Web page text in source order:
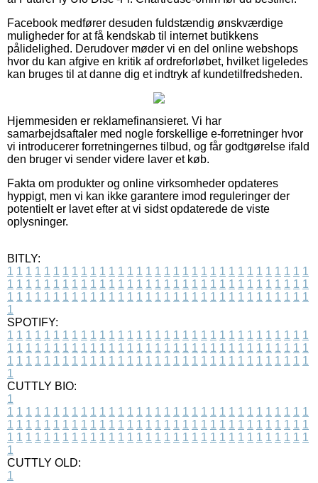
Facebook medfører desuden fuldstændig ønskværdige
muligheder for at få kendskab til internet butikkens
pålidelighed. Derudover møder vi en del online webshops
hvor du kan afgive en kritik af ordreforløbet, hvilket ligeledes
kan bruges til at danne dig et indtryk af kundetilfredsheden.
Hjemmesiden er reklamefinansieret. Vi har
samarbejdsaftaler med nogle forskellige e-forretninger hvor
vi introducerer forretningernes tilbud, og får godtgørelse ifald
den bruger vi sender videre laver et køb.
Fakta om produkter og online virksomheder opdateres
hyppigt, men vi kan ikke garantere imod reguleringer der
potentielt er lavet efter at vi sidst opdaterede de viste
oplysninger.
BITLY:
1 1 1 1 1 1 1 1 1 1 1 1 1 1 1 1 1 1 1 1 1 1 1 1 1 1 1 1 1 1 1 1 1
1 1 1 1 1 1 1 1 1 1 1 1 1 1 1 1 1 1 1 1 1 1 1 1 1 1 1 1 1 1 1 1 1
1 1 1 1 1 1 1 1 1 1 1 1 1 1 1 1 1 1 1 1 1 1 1 1 1 1 1 1 1 1 1 1 1
1
SPOTIFY:
1 1 1 1 1 1 1 1 1 1 1 1 1 1 1 1 1 1 1 1 1 1 1 1 1 1 1 1 1 1 1 1 1
1 1 1 1 1 1 1 1 1 1 1 1 1 1 1 1 1 1 1 1 1 1 1 1 1 1 1 1 1 1 1 1 1
1 1 1 1 1 1 1 1 1 1 1 1 1 1 1 1 1 1 1 1 1 1 1 1 1 1 1 1 1 1 1 1 1
1
CUTTLY BIO:
1
1 1 1 1 1 1 1 1 1 1 1 1 1 1 1 1 1 1 1 1 1 1 1 1 1 1 1 1 1 1 1 1 1
1 1 1 1 1 1 1 1 1 1 1 1 1 1 1 1 1 1 1 1 1 1 1 1 1 1 1 1 1 1 1 1 1
1 1 1 1 1 1 1 1 1 1 1 1 1 1 1 1 1 1 1 1 1 1 1 1 1 1 1 1 1 1 1 1 1
1
CUTTLY OLD:
1